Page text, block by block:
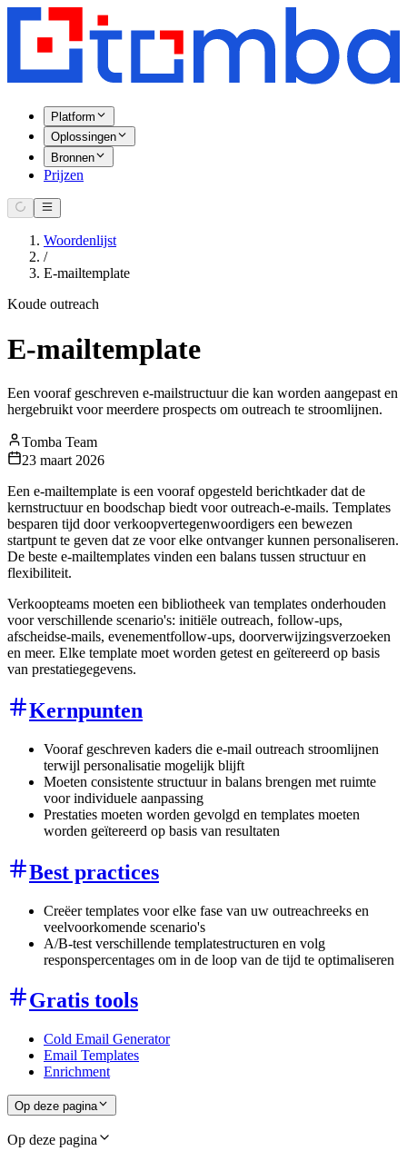
Platform
Oplossingen
Bronnen
Prijzen
Woordenlijst
/
E-mailtemplate
Koude outreach
E-mailtemplate
Een vooraf geschreven e-mailstructuur die kan worden aangepast en
hergebruikt voor meerdere prospects om outreach te stroomlijnen.
Tomba Team
23 maart 2026
Een e-mailtemplate is een vooraf opgesteld berichtkader dat de
kernstructuur en boodschap biedt voor outreach-e-mails. Templates
besparen tijd door verkoopvertegenwoordigers een bewezen
startpunt te geven dat ze voor elke ontvanger kunnen personaliseren.
De beste e-mailtemplates vinden een balans tussen structuur en
flexibiliteit.
Verkoopteams moeten een bibliotheek van templates onderhouden
voor verschillende scenario's: initiële outreach, follow-ups,
afscheidse-mails, evenementfollow-ups, doorverwijzingsverzoeken
en meer. Elke template moet worden getest en geïtereerd op basis
van prestatiegegevens.
Kernpunten
Vooraf geschreven kaders die e-mail outreach stroomlijnen
terwijl personalisatie mogelijk blijft
Moeten consistente structuur in balans brengen met ruimte
voor individuele aanpassing
Prestaties moeten worden gevolgd en templates moeten
worden geïtereerd op basis van resultaten
Best practices
Creëer templates voor elke fase van uw outreachreeks en
veelvoorkomende scenario's
A/B-test verschillende templatestructuren en volg
responspercentages om in de loop van de tijd te optimaliseren
Gratis tools
Cold Email Generator
Email Templates
Enrichment
Op deze pagina
Op deze pagina